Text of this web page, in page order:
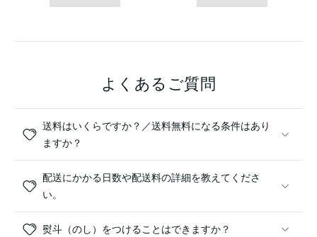
よくあるご質問
送料はいくらですか？／送料無料になる条件はあり
ますか？
配送にかかる日数や配送料の詳細を教えてくださ
い。
熨斗（のし）をつけることはできますか？